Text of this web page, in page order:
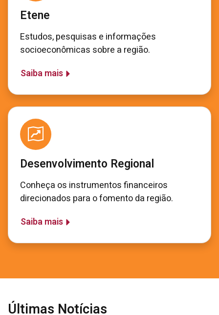
Etene
Estudos, pesquisas e informações
socioeconômicas sobre a região.
Saiba mais
Desenvolvimento Regional
Conheça os instrumentos financeiros
direcionados para o fomento da região.
Saiba mais
Últimas Notícias